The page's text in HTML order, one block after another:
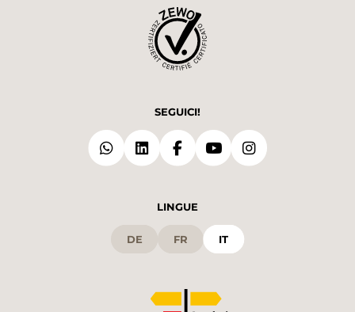
SEGUICI!
LINGUE
DE FR IT